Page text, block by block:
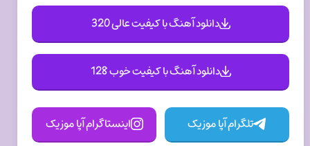
دانلود آهنگ با کیفیت عالی 320
دانلود آهنگ با کیفیت خوب 128
تلگرام آپا موزیک اینستاگرام آپا موزیک